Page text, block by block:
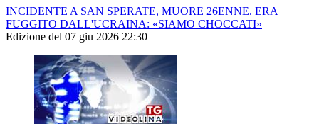
INCIDENTE A SAN SPERATE, MUORE 26ENNE. ERA
FUGGITO DALL'UCRAINA: «SIAMO CHOCCATI»
Edizione del 07 giu 2026 22:30